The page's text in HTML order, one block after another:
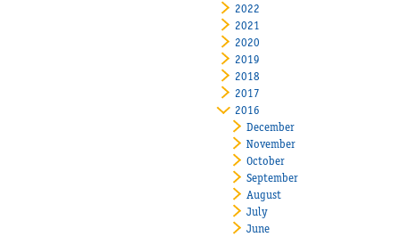
2022
2021
2020
2019
2018
2017
2016
December
November
October
September
August
July
June